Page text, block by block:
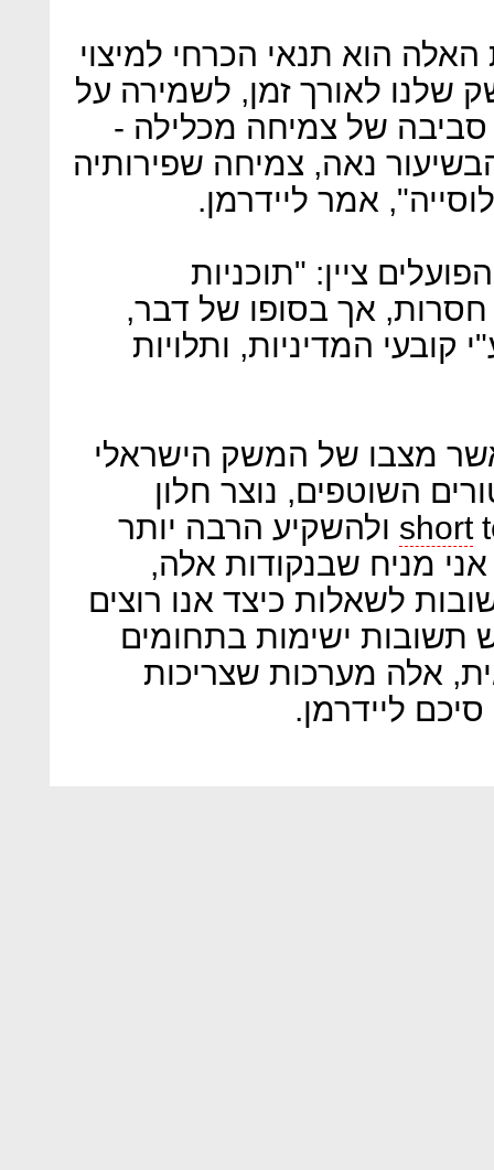
האלה הוא תנאי הכרחי למיצוי
שלנו לאורך זמן, לשמירה על
סביבה של צמיחה מכלילה -
נאה, צמיחה שפירותיה
אמר ליידרמן.
ציין: "תוכניות
חסרות, אך בסופו של דבר,
המדיניות, ותלויות
מצבו של המשק הישראלי
השוטפים, נוצר חלון
short termism ולהשקיע הרבה יותר
מניח שבנקודות אלה,
לשאלות כיצד אנו רוצים
- לכך יש תשובות ישימות בתחומים
אלה מערכות שצריכות
ליידרמן.